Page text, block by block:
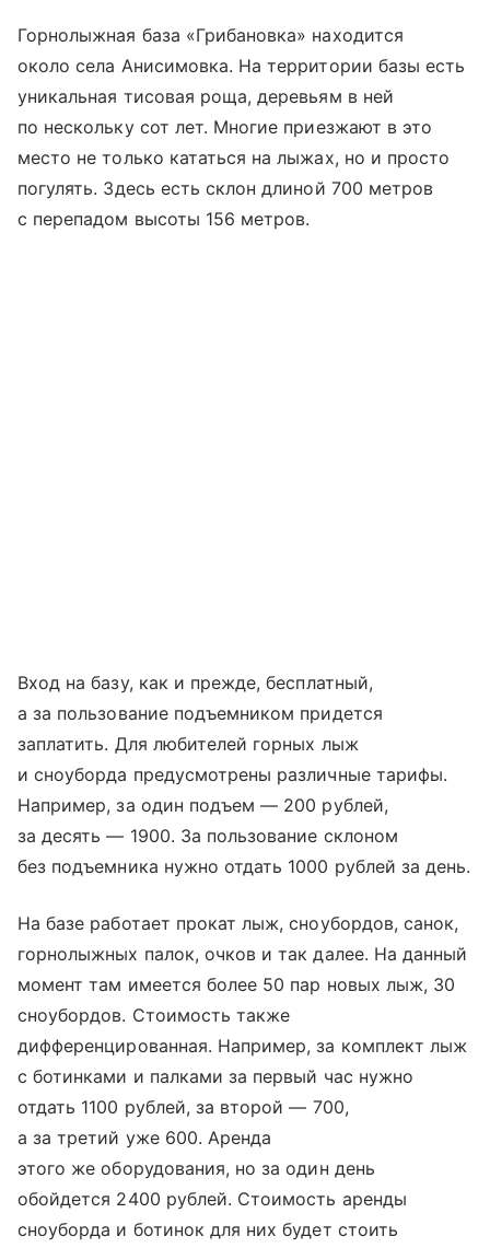
Горнолыжная база «Грибановка» находится
около села Анисимовка. На территории базы есть
уникальная тисовая роща, деревьям в ней
по нескольку сот лет. Многие приезжают в это
место не только кататься на лыжах, но и просто
погулять. Здесь есть склон длиной 700 метров
с перепадом высоты 156 метров.
Вход на базу, как и прежде, бесплатный,
а за пользование подъемником придется
заплатить. Для любителей горных лыж
и сноуборда предусмотрены различные тарифы.
Например, за один подъем — 200 рублей,
за десять — 1900. За пользование склоном
без подъемника нужно отдать 1000 рублей за день.
На базе работает прокат лыж, сноубордов, санок,
горнолыжных палок, очков и так далее. На данный
момент там имеется более 50 пар новых лыж, 30
сноубордов. Стоимость также
дифференцированная. Например, за комплект лыж
с ботинками и палками за первый час нужно
отдать 1100 рублей, за второй — 700,
а за третий уже 600. Аренда
этого же оборудования, но за один день
обойдется 2400 рублей. Стоимость аренды
сноуборда и ботинок для них будет стоить